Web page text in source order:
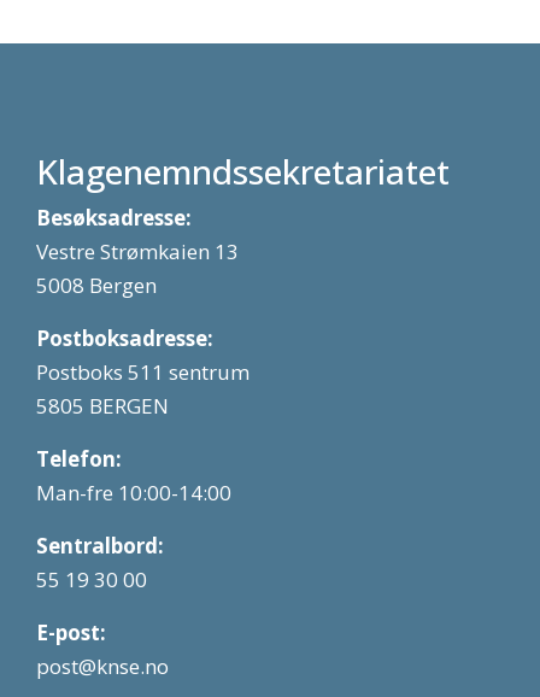
Klagenemndssekretariatet
Besøksadresse:
Vestre Strømkaien 13
5008 Bergen
Postboksadresse:
Postboks 511 sentrum
5805 BERGEN
Telefon:
Man-fre 10:00-14:00
Sentralbord:
55 19 30 00
E-post:
post@knse.no